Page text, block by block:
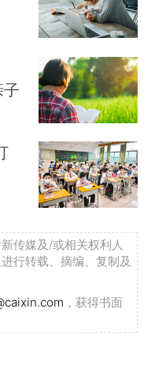
子
传媒及/或相关权利人
行转载、摘编、复制及
，获得书面